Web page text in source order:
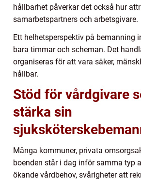
hållbarhet påverkar det också hur
samarbetspartners och arbetsgivare.
Ett helhetsperspektiv på bemanning
bara timmar och scheman. Det
organiseras för att vara säker,
hållbar.
Stöd för vårdgivare
stärka sin
Många kommuner, privata
boenden står i dag inför samma typ
ökande vårdbehov, svårigheter att